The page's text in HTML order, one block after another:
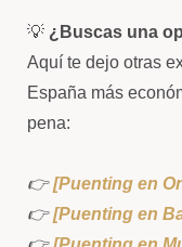
💡 ¿Buscas una
Aquí te dejo otras
España más
pena:
👉[Puenting en
👉[Puenting en